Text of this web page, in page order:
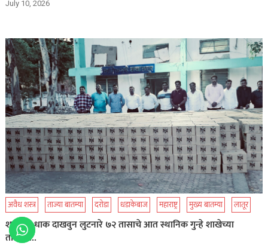
July 10, 2026
अवैध शस्त्र ताज्या बातम्या दरोडा धडाकेबाज महाराष्ट्र मुख्य बातम्या लातूर
शस्त्राचा धाक दाखवुन लुटनारे ७२ तासाचे आत स्थानिक गुन्हे शाखेच्या
ताब्यात…